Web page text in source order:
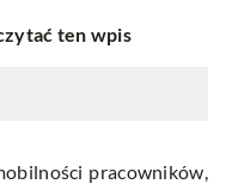
ten wpis
pracowników,